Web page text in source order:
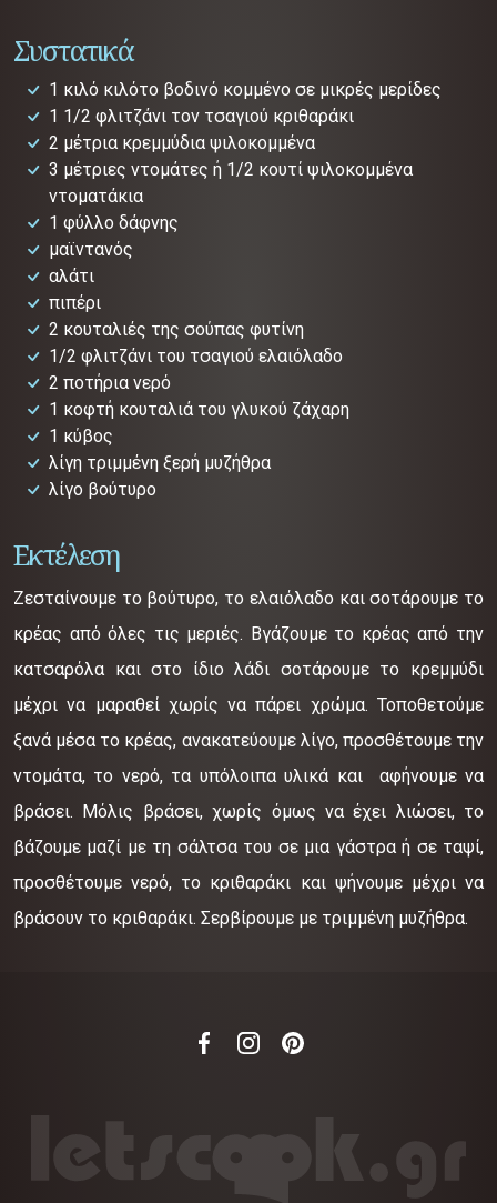
Συστατικά
1 κιλό κιλότο βοδινό κομμένο σε μικρές μερίδες
1 1/2 φλιτζάνι τον τσαγιού κριθαράκι
2 μέτρια κρεμμύδια ψιλοκομμένα
3 μέτριες ντομάτες ή 1/2 κουτί ψιλοκομμένα
ντοματάκια
1 φύλλο δάφνης
μαϊντανός
αλάτι
πιπέρι
2 κουταλιές της σούπας φυτίνη
1/2 φλιτζάνι του τσαγιού ελαιόλαδο
2 ποτήρια νερό
1 κοφτή κουταλιά του γλυκού ζάχαρη
1 κύβος
λίγη τριμμένη ξερή μυζήθρα
λίγο βούτυρο
Εκτέλεση
Ζεσταίνουμε το βούτυρο, το ελαιόλαδο και σοτάρουμε το
κρέας από όλες τις μεριές. Βγάζουμε το κρέας από την
κατσαρόλα και στο ίδιο λάδι σοτάρουμε το κρεμμύδι
μέχρι να μαραθεί χωρίς να πάρει χρώμα. Τοποθετούμε
ξανά μέσα το κρέας, ανακατεύουμε λίγο, προσθέτουμε την
ντομάτα, το νερό, τα υπόλοιπα υλικά και αφήνουμε να
βράσει. Μόλις βράσει, χωρίς όμως να έχει λιώσει, το
βάζουμε μαζί με τη σάλτσα του σε μια γάστρα ή σε ταψί,
προσθέτουμε νερό, το κριθαράκι και ψήνουμε μέχρι να
βράσουν το κριθαράκι. Σερβίρουμε με τριμμένη μυζήθρα.